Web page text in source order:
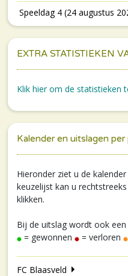
Speeldag 4 (24 augustus
EXTRA STATISTIEKEN
Klik hier om de statistieken
Kalender en uitslagen per
Hieronder ziet u de
keuzelijst kan u
klikken.
Bij de uitslag wordt ook
= gewonnen
= verloren
FC Blaasveld